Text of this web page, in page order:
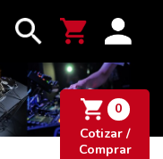
0
Cotizar /
Comprar